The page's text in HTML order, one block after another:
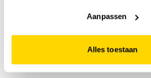
website niet optimaal functioneert.
Aanpassen
Alles toestaan